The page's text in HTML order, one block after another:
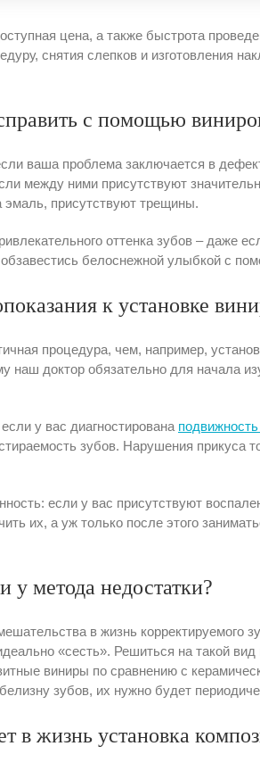
цена, а также быстрота
снятия слепков и изготовления
с помощью
ваша проблема заключается в
между ними присутствуют
эмаль, присутствуют трещины.
оттенка зубов – даже
белоснежной улыбкой с
к установке
процедура, чем, например,
наш доктор обязательно для начала
у вас диагностирована
зубов. Нарушения прикуса
если у вас присутствуют
их, а уж только после этого
у метода недостатки?
в жизнь корректируемого
«сесть». Решиться на такой вид
виниры по сравнению с
зубов, их нужно будет
в жизнь установка